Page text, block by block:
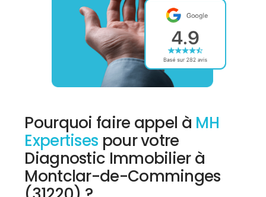
Pourquoi faire appel à MH
Expertises pour votre
Diagnostic Immobilier à
Montclar-de-Comminges